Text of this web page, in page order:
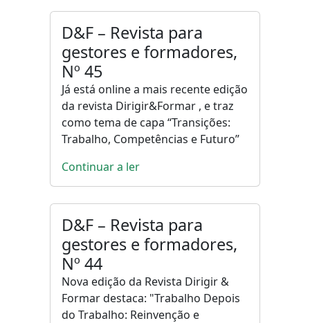
D&F – Revista para
gestores e formadores,
Nº 45
Já está online a mais recente edição
da revista Dirigir&Formar , e traz
como tema de capa “Transições:
Trabalho, Competências e Futuro”
Continuar a ler
D&F – Revista para
gestores e formadores,
Nº 44
Nova edição da Revista Dirigir &
Formar destaca: "Trabalho Depois
do Trabalho: Reinvenção e